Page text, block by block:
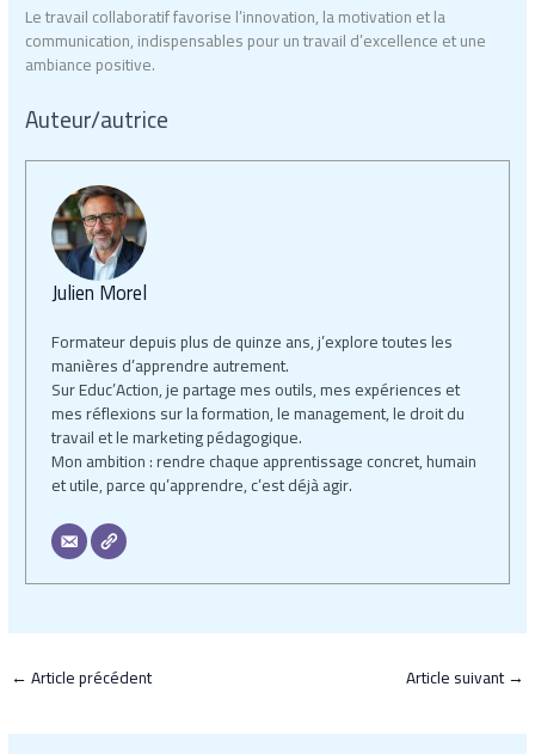
Le travail collaboratif favorise l’innovation, la motivation et la
communication, indispensables pour un travail d’excellence et une
ambiance positive.
Auteur/autrice
Julien Morel
Formateur depuis plus de quinze ans, j’explore toutes les
manières d’apprendre autrement.
Sur Educ’Action, je partage mes outils, mes expériences et
mes réflexions sur la formation, le management, le droit du
travail et le marketing pédagogique.
Mon ambition : rendre chaque apprentissage concret, humain
et utile, parce qu’apprendre, c’est déjà agir.
←Article précédent Article suivant→